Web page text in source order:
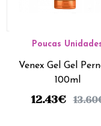
Poucas
Venex Gel Gel
100ml
12.43€ 13.60